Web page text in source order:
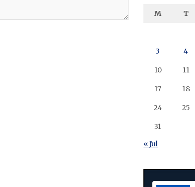
M T
3 4
10 11
17 18
24 25
31
« Jul